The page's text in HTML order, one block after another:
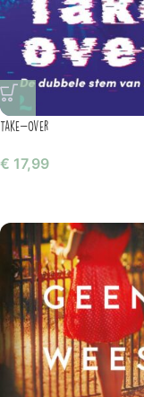
Take-over
€ 17,99